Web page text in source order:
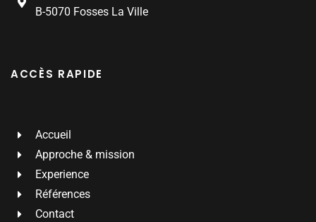
B-5070 Fosses La Ville
ACCÈS RAPIDE
Accueil
Approche & mission
Experience
Références
Contact